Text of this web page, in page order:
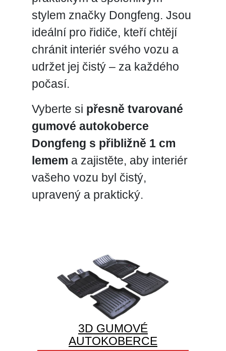
stylem značky Dongfeng. Jsou
ideální pro řidiče, kteří chtějí
chránit interiér svého vozu a
udržet jej čistý – za každého
počasí.
Vyberte si přesně tvarované
gumové autokoberce
Dongfeng s přibližně 1 cm
lemem a zajistěte, aby interiér
vašeho vozu byl čistý,
upravený a praktický.
3D GUMOVÉ
AUTOKOBERCE